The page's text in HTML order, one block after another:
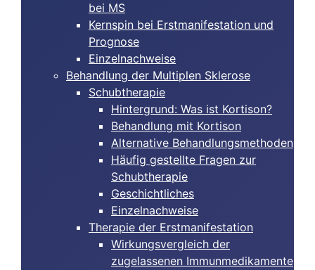
bei MS
Kernspin bei Erstmanifestation und
Prognose
Einzelnachweise
Behandlung der Multiplen Sklerose
Schubtherapie
Hintergrund: Was ist Kortison?
Behandlung mit Kortison
Alternative Behandlungsmethoden
Häufig gestellte Fragen zur
Schubtherapie
Geschichtliches
Einzelnachweise
Therapie der Erstmanifestation
Wirkungsvergleich der
zugelassenen Immunmedikamente